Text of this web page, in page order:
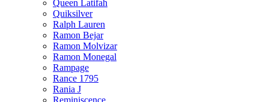
Queen Latifah
Quiksilver
Ralph Lauren
Ramon Bejar
Ramon Molvizar
Ramon Monegal
Rampage
Rance 1795
Rania J
Reminiscence